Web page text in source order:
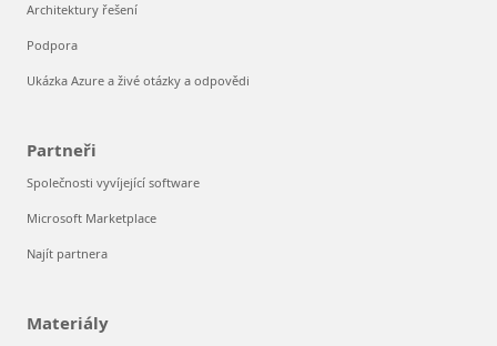
Architektury řešení
Podpora
Ukázka Azure a živé otázky a odpovědi
Partneři
Společnosti vyvíjející software
Microsoft Marketplace
Najít partnera
Materiály